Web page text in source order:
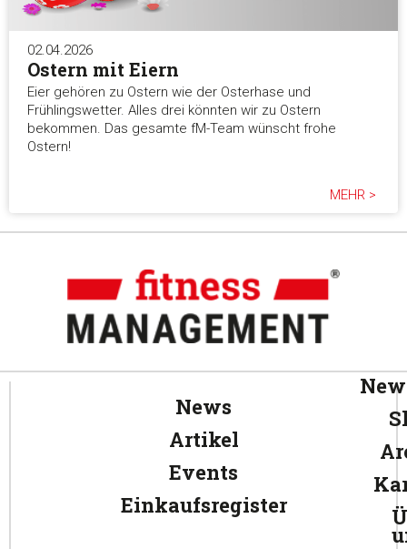
02.04.2026
Ostern mit Eiern
Eier gehören zu Ostern wie der Osterhase und
Frühlingswetter. Alles drei könnten wir zu Ostern
bekommen. Das gesamte fM-Team wünscht frohe
Ostern!
MEHR >
News
Artikel
Events
Einkaufsregister